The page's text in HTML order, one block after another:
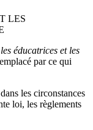
LES
éducatrices et les
par ce qui
les circonstances
loi, les règlements